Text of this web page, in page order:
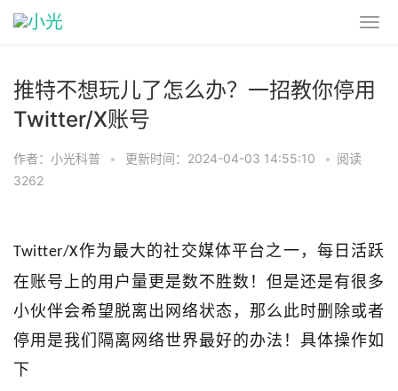
推特不想玩儿了怎么办？一招教你停用
Twitter/X账号
作者：小光科普 • 更新时间：2024-04-03 14:55:10 • 阅读
3262
Twitter/X作为最大的社交媒体平台之一，每日活跃
在账号上的用户量更是数不胜数！但是还是有很多
小伙伴会希望脱离出网络状态，那么此时删除或者
停用是我们隔离网络世界最好的办法！具体操作如
下